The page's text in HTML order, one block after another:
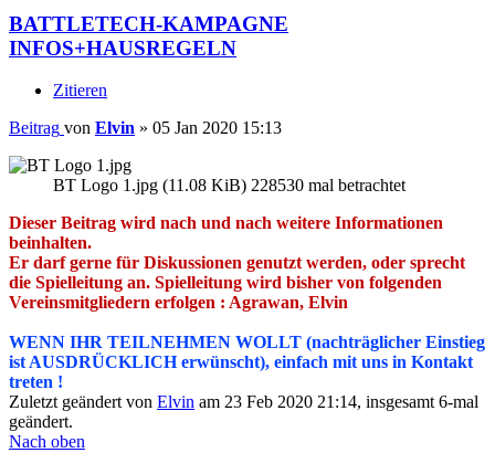
BATTLETECH-KAMPAGNE
INFOS+HAUSREGELN
Zitieren
Beitrag von Elvin » 05 Jan 2020 15:13
BT Logo 1.jpg (11.08 KiB) 228530 mal betrachtet
Dieser Beitrag wird nach und nach weitere Informationen
beinhalten.
Er darf gerne für Diskussionen genutzt werden, oder sprecht
die Spielleitung an. Spielleitung wird bisher von folgenden
Vereinsmitgliedern erfolgen : Agrawan, Elvin
WENN IHR TEILNEHMEN WOLLT (nachträglicher Einstieg
ist AUSDRÜCKLICH erwünscht), einfach mit uns in Kontakt
treten !
Zuletzt geändert von Elvin am 23 Feb 2020 21:14, insgesamt 6-mal
geändert.
Nach oben